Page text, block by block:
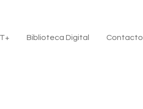
Biblioteca Digital Contacto